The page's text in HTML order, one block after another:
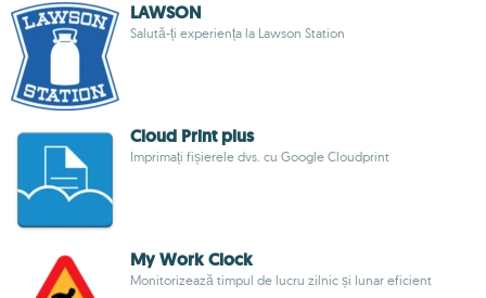
LAWSON
Salută-ți experiența la Lawson Station
Cloud Print plus
Imprimați fișierele dvs. cu Google Cloudprint
My Work Clock
Monitorizează timpul de lucru zilnic și lunar eficient